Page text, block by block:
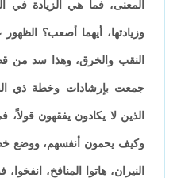
المعنى، فما هي الزيادة في
وزيادتها، أيهما أصعب؟
النقب والخرق، وهذا سد من
جمعت بإرشادات وخطة ذي
الذين لا يكادون يفقهون
وكيف يحمون أنفسهم، ووضع
النيران، هاتوا المنافخ،